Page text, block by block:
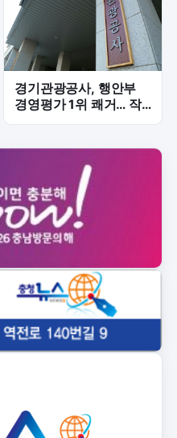
경기관광공사, 행안부
경영평가 1위 쾌거… 작
년 5위서 '껑충'